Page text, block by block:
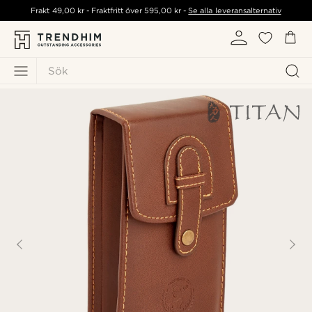
Sök
Frakt 49,00 kr- Fraktfritt över595,00 kr -Se alla leveransalternativ